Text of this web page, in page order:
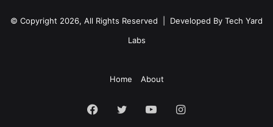
© Copyright 2026, All Rights Reserved | Developed By Tech Yard
Labs
Home About
Facebook
Twitter YouTubeInstagram